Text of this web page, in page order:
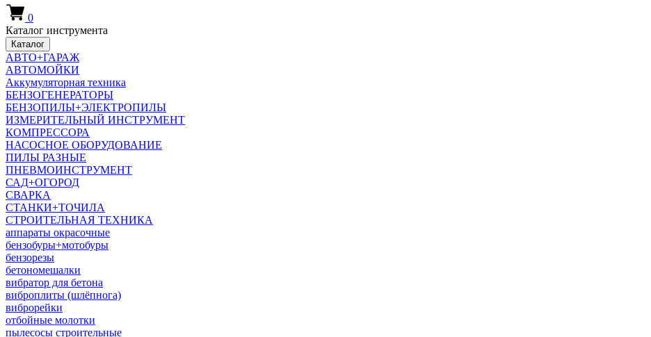
0
Каталог инструмента
Каталог
АВТО+ГАРАЖ
АВТОМОЙКИ
Аккумуляторная техника
БЕНЗОГЕНЕРАТОРЫ
БЕНЗОПИЛЫ+ЭЛЕКТРОПИЛЫ
ИЗМЕРИТЕЛЬНЫЙ ИНСТРУМЕНТ
КОМПРЕССОРА
НАСОСНОЕ ОБОРУДОВАНИЕ
ПИЛЫ РАЗНЫЕ
ПНЕВМОИНСТРУМЕНТ
САД+ОГОРОД
СВАРКА
СТАНКИ+ТОЧИЛА
СТРОИТЕЛЬНАЯ ТЕХНИКА
аппараты окрасочные
бензобуры+мотобуры
бензорезы
бетономешалки
вибратор для бетона
виброплиты (шлёпнога)
виброрейки
отбойные молотки
пылесосы строительные